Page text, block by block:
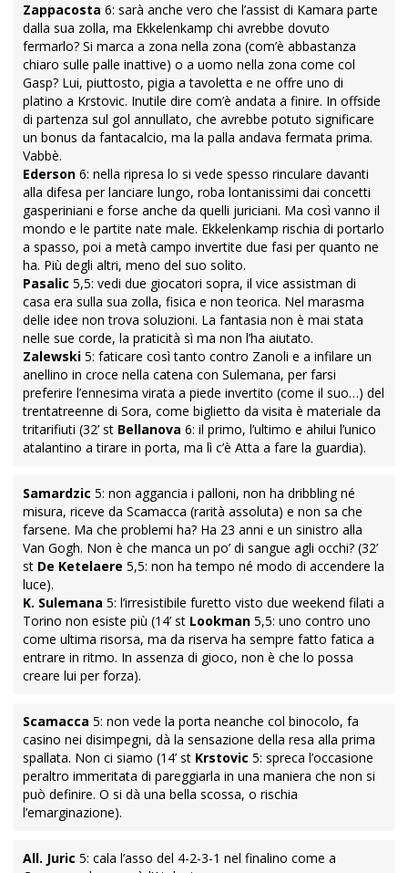
Zappacosta 6: sarà anche vero che l’assist di Kamara parte
dalla sua zolla, ma Ekkelenkamp chi avrebbe dovuto
fermarlo? Si marca a zona nella zona (com’è abbastanza
chiaro sulle palle inattive) o a uomo nella zona come col
Gasp? Lui, piuttosto, pigia a tavoletta e ne offre uno di
platino a Krstovic. Inutile dire com’è andata a finire. In offside
di partenza sul gol annullato, che avrebbe potuto significare
un bonus da fantacalcio, ma la palla andava fermata prima.
Vabbè.
Ederson 6: nella ripresa lo si vede spesso rinculare davanti
alla difesa per lanciare lungo, roba lontanissimi dai concetti
gasperiniani e forse anche da quelli juriciani. Ma così vanno il
mondo e le partite nate male. Ekkelenkamp rischia di portarlo
a spasso, poi a metà campo invertite due fasi per quanto ne
ha. Più degli altri, meno del suo solito.
Pasalic 5,5: vedi due giocatori sopra, il vice assistman di
casa era sulla sua zolla, fisica e non teorica. Nel marasma
delle idee non trova soluzioni. La fantasia non è mai stata
nelle sue corde, la praticità sì ma non l’ha aiutato.
Zalewski 5: faticare così tanto contro Zanoli e a infilare un
anellino in croce nella catena con Sulemana, per farsi
preferire l’ennesima virata a piede invertito (come il suo…) del
trentatreenne di Sora, come biglietto da visita è materiale da
tritarifiuti (32’ st Bellanova 6: il primo, l’ultimo e ahilui l’unico
atalantino a tirare in porta, ma lì c’è Atta a fare la guardia).
Samardzic 5: non aggancia i palloni, non ha dribbling né
misura, riceve da Scamacca (rarità assoluta) e non sa che
farsene. Ma che problemi ha? Ha 23 anni e un sinistro alla
Van Gogh. Non è che manca un po’ di sangue agli occhi? (32’
st De Ketelaere 5,5: non ha tempo né modo di accendere la
luce).
K. Sulemana 5: l’irresistibile furetto visto due weekend filati a
Torino non esiste più (14’ st Lookman 5,5: uno contro uno
come ultima risorsa, ma da riserva ha sempre fatto fatica a
entrare in ritmo. In assenza di gioco, non è che lo possa
creare lui per forza).
Scamacca 5: non vede la porta neanche col binocolo, fa
casino nei disimpegni, dà la sensazione della resa alla prima
spallata. Non ci siamo (14’ st Krstovic 5: spreca l’occasione
peraltro immeritata di pareggiarla in una maniera che non si
può definire. O si dà una bella scossa, o rischia
l’emarginazione).
All. Juric 5: cala l’asso del 4-2-3-1 nel finalino come a